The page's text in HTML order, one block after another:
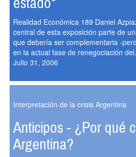
Realidad Económica 189 Daniel
central de esta exposición parte de
que debería ser complementaria -
en la actual fase de renegociación
Julio 31, 2006
Interpretación de la crisis Argentina
Anticipos - ¿Por qué
Argentina?